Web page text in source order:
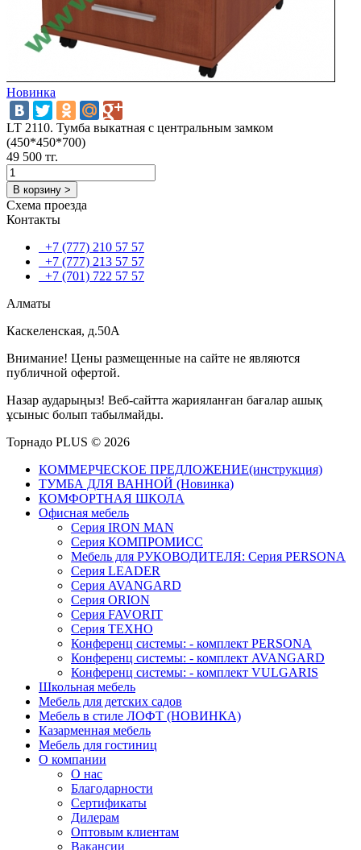
Новинка
LT 2110. Тумба выкатная с центральным замком
(450*450*700)
49 500 тг.
В корзину >
Схема проезда
Контакты
+7 (777) 210 57 57
+7 (777) 213 57 57
+7 (701) 722 57 57
Алматы
Каскеленская, д.50А
Внимание! Цены размещенные на сайте не являются
публичной офертой.
Назар аударыңыз! Веб-сайтта жарияланған бағалар ашық
ұсыныс болып табылмайды.
Торнадо PLUS © 2026
КОММЕРЧЕСКОЕ ПРЕДЛОЖЕНИЕ(инструкция)
ТУМБА ДЛЯ ВАННОЙ (Новинка)
КОМФОРТНАЯ ШКОЛА
Офисная мебель
Серия IRON MAN
Серия КОМПРОМИСС
Мебель для РУКОВОДИТЕЛЯ: Серия PERSONA
Серия LEADER
Серия AVANGARD
Серия ORION
Серия FAVORIT
Серия ТЕХНО
Конференц системы: - комплект PERSONA
Конференц системы: - комплект AVANGARD
Конференц системы: - комплект VULGARIS
Школьная мебель
Мебель для детских садов
Мебель в стиле ЛОФТ (НОВИНКА)
Казарменная мебель
Мебель для гостиниц
О компании
О нас
Благодарности
Сертификаты
Дилерам
Оптовым клиентам
Вакансии